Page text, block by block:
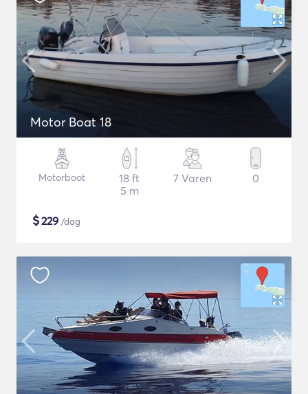
Motor Boat 18
Motorboot
18 ft
5 m
7 Varen 0
$229 /dag